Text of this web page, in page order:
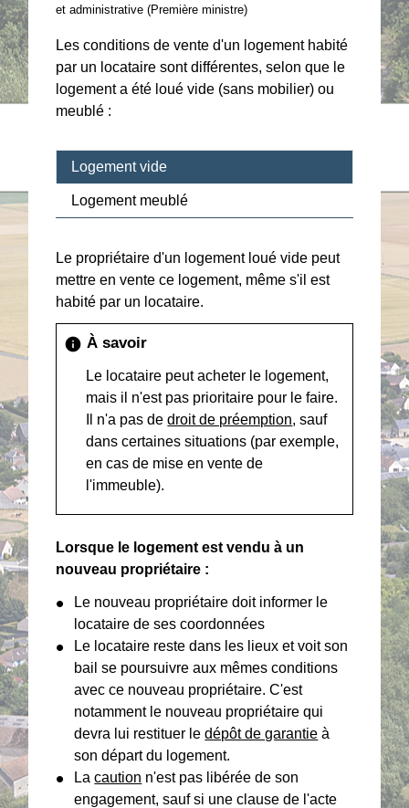
et administrative (Première ministre)
Les conditions de vente d'un logement habité
par un locataire sont différentes, selon que le
logement a été loué vide (sans mobilier) ou
meublé :
Logement vide
Logement meublé
Le propriétaire d'un logement loué vide peut
mettre en vente ce logement, même s'il est
habité par un locataire.
info À savoir
Le locataire peut acheter le logement,
mais il n'est pas prioritaire pour le faire.
Il n'a pas dedroit de préemption, sauf
dans certaines situations (par exemple,
en cas de mise en vente de
l'immeuble).
Lorsque le logement est vendu à un
nouveau propriétaire :
Le nouveau propriétaire doit informer le
locataire de ses coordonnées
Le locataire reste dans les lieux et voit son
bail se poursuivre aux mêmes conditions
avec ce nouveau propriétaire. C'est
notamment le nouveau propriétaire qui
devra lui restituer ledépôt de garantie à
son départ du logement.
Lacaution n'est pas libérée de son
engagement, sauf si une clause de l'acte